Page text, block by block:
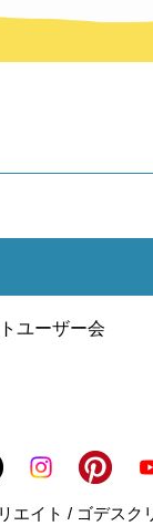
ユーザー会
エイト / ゴデスク